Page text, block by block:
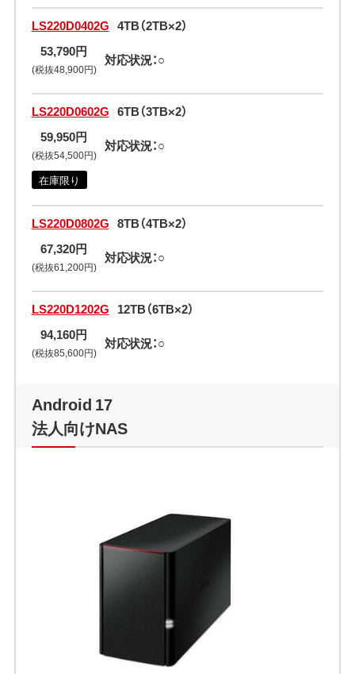
LS220D0402G 4TB（2TB×2）
53,790円
(税抜48,900円)
対応状況：○
LS220D0602G 6TB（3TB×2）
59,950円
(税抜54,500円)
対応状況：○
在庫限り
LS220D0802G 8TB（4TB×2）
67,320円
(税抜61,200円)
対応状況：○
LS220D1202G 12TB（6TB×2）
94,160円
(税抜85,600円)
対応状況：○
Android 17
法人向けNAS